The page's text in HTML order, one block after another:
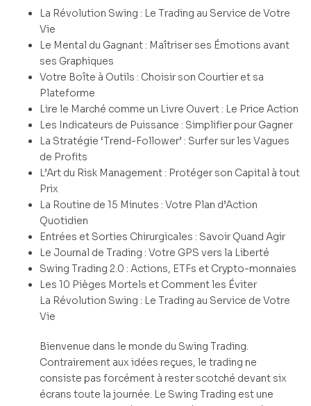
La Révolution Swing : Le Trading au Service de Votre
Vie
Le Mental du Gagnant : Maîtriser ses Émotions avant
ses Graphiques
Votre Boîte à Outils : Choisir son Courtier et sa
Plateforme
Lire le Marché comme un Livre Ouvert : Le Price Action
Les Indicateurs de Puissance : Simplifier pour Gagner
La Stratégie ‘Trend-Follower’ : Surfer sur les Vagues
de Profits
L’Art du Risk Management : Protéger son Capital à tout
Prix
La Routine de 15 Minutes : Votre Plan d’Action
Quotidien
Entrées et Sorties Chirurgicales : Savoir Quand Agir
Le Journal de Trading : Votre GPS vers la Liberté
Swing Trading 2.0 : Actions, ETFs et Crypto-monnaies
Les 10 Pièges Mortels et Comment les Éviter
La Révolution Swing : Le Trading au Service de Votre
Vie
Bienvenue dans le monde du Swing Trading.
Contrairement aux idées reçues, le trading ne
consiste pas forcément à rester scotché devant six
écrans toute la journée. Le Swing Trading est une